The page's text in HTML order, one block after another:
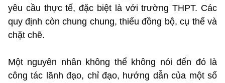
yêu cầu thực tế, đặc biệt là với trường THPT. Các
quy định còn chung chung, thiếu đồng bộ, cụ thể và
chặt chẽ.
Một nguyên nhân không thể không nói đến đó là
công tác lãnh đạo, chỉ đạo, hướng dẫn của một số